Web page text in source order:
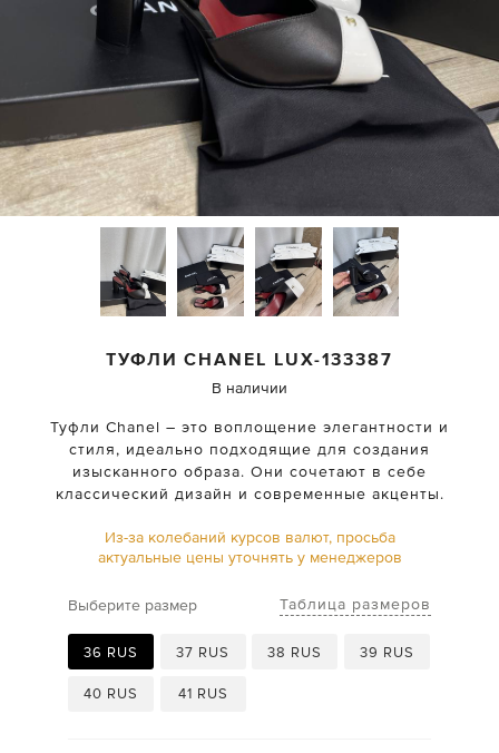
ТУФЛИCHANEL LUX-133387
В наличии
Туфли Chanel – это воплощение элегантности и
стиля, идеально подходящие для создания
изысканного образа. Они сочетают в себе
классический дизайн и современные акценты.
Из-за колебаний курсов валют, просьба
актуальные цены уточнять у менеджеров
Выберите размер Таблица размеров
36 RUS 37 RUS 38 RUS 39 RUS
40 RUS 41 RUS